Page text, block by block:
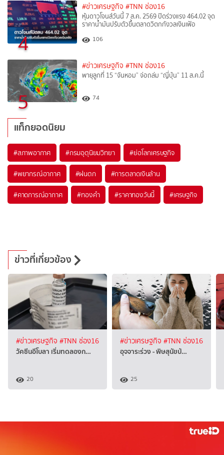
4
#ข่าวเศรษฐกิจ #TNN ช่อง16
หุ้นดาวโจนส์วันนี้ 7 ส.ค. 2569 ปิดร่วงแรง 464.02 จุด
ราคาน้ำมันปรับตัวขึ้นตลาดวิตกกังวลเงินเฟ้อ
106
5
#ข่าวเศรษฐกิจ #TNN ช่อง16
พายุลูกที่ 15 “จันหอม” จ่อถล่ม “ญี่ปุ่น” 11 ส.ค.นี้
74
แท็กยอดนิยม
#สภาพอากาศ #กรมอุตุนิยมวิทยา #ย่อโลกเศรษฐกิจ
#พยากรณ์อากาศ #ฝนตก #การตลาดเงินล้าน
#คาดการณ์อากาศ #ทองคำ #ราคาทองวันนี้ #เศรษฐกิจ
ข่าวที่เกี่ยวข้อง
#ข่าวเศรษฐกิจ #TNN ช่อง16
วัคซีนอีโบลา เริ่มทดลองก…
20
#ข่าวเศรษฐกิจ #TNN ช่อง16
อุจจาระร่วง - พิษสุนัขบ้…
25